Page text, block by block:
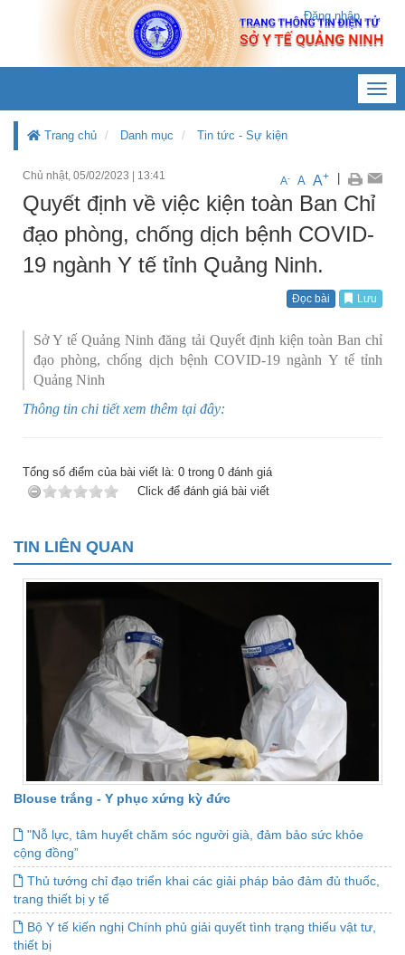
Đăng nhập
Trang chủ Danh mục Tin tức - Sự kiện
Chủ nhật, 05/02/2023 13:41 A- A A+
Quyết định về việc kiện toàn Ban Chỉ
đạo phòng, chống dịch bệnh COVID-
19 ngành Y tế tỉnh Quảng Ninh.
Đọc bài Lưu
Sở Y tế Quảng Ninh đăng tải Quyết định kiện toàn Ban chỉ
đạo phòng, chống dịch bệnh COVID-19 ngành Y tế tỉnh
Quảng Ninh
Thông tin chi tiết xem thêm tại đây:
Tổng số điểm của bài viết là: 0 trong 0 đánh giá
Click để đánh giá bài viết
TIN LIÊN QUAN
Blouse trắng - Y phục xứng kỳ đức
"Nỗ lực, tâm huyết chăm sóc người già, đảm bảo sức khỏe
cộng đồng”
Thủ tướng chỉ đạo triển khai các giải pháp bảo đảm đủ thuốc,
trang thiết bị y tế
Bộ Y tế kiến nghị Chính phủ giải quyết tình trạng thiếu vật tư,
thiết bị